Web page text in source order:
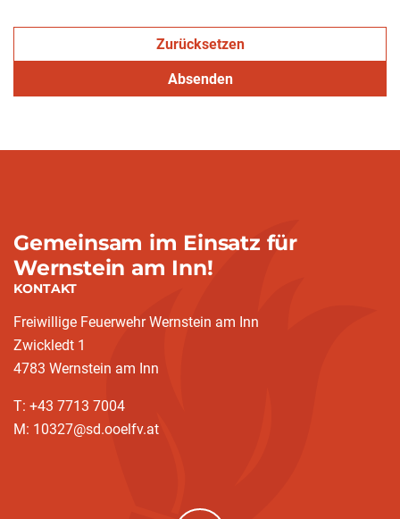
Zurücksetzen
Absenden
Gemeinsam im Einsatz für
Wernstein am Inn!
KONTAKT
Freiwillige Feuerwehr Wernstein am Inn
Zwickledt 1
4783 Wernstein am Inn
T: +43 7713 7004
M: 10327@sd.ooelfv.at